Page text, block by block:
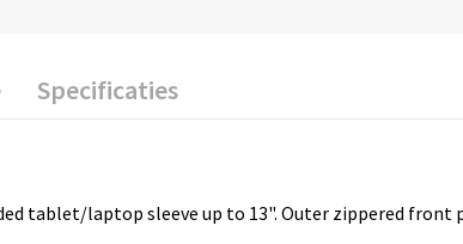
Specificaties
tablet/laptop sleeve up to 13". Outer zippered